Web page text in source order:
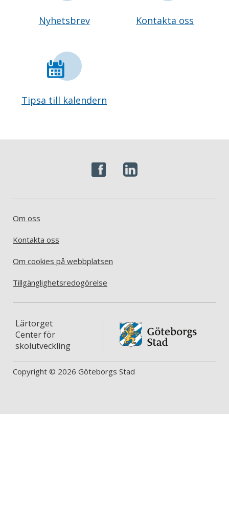
Nyhetsbrev Kontakta oss
Tipsa till kalendern
Om oss
Kontakta oss
Om cookies på webbplatsen
Tillgänglighetsredogörelse
Lärtorget
Center för
skolutveckling
Copyright © 2026 Göteborgs Stad